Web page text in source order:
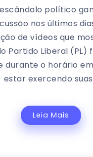
político
nos últimos
de vídeos que
Partido Liberal (PL)
durante o horário
estar exercendo
Leia Mais